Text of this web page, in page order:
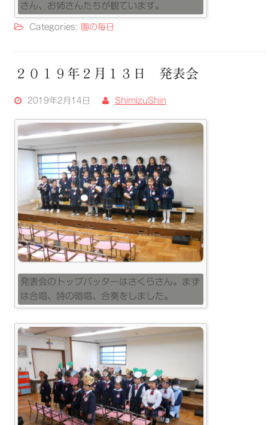
さん、お姉さんたちが観ています。
Categories: 園の毎日
２０１９年２月１３日 発表会
2019年2月14日 ShimizuShin
発表会のトップバッターはさくらさん。まず
は合唱、詩の暗唱、合奏をしました。